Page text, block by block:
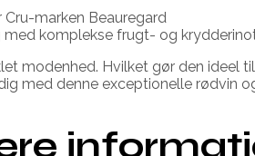
Cru-marken Beauregard
med komplekse frugt- og
modenhed. Hvilket gør den ideel
med denne exceptionelle rødvin